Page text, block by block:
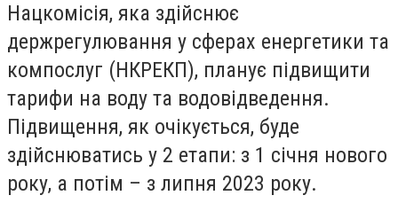
Нацкомісія, яка здійснює
держрегулювання у сферах енергетики та
компослуг (НКРЕКП), планує підвищити
тарифи на воду та водовідведення.
Підвищення, як очікується, буде
здійснюватись у 2 етапи: з 1 січня нового
року, а потім – з липня 2023 року.